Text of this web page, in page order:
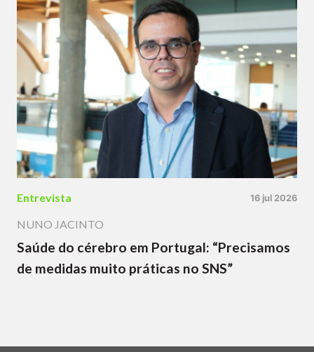
Entrevista 16 jul 2026
NUNO JACINTO
Saúde do cérebro em Portugal: “Precisamos
de medidas muito práticas no SNS”